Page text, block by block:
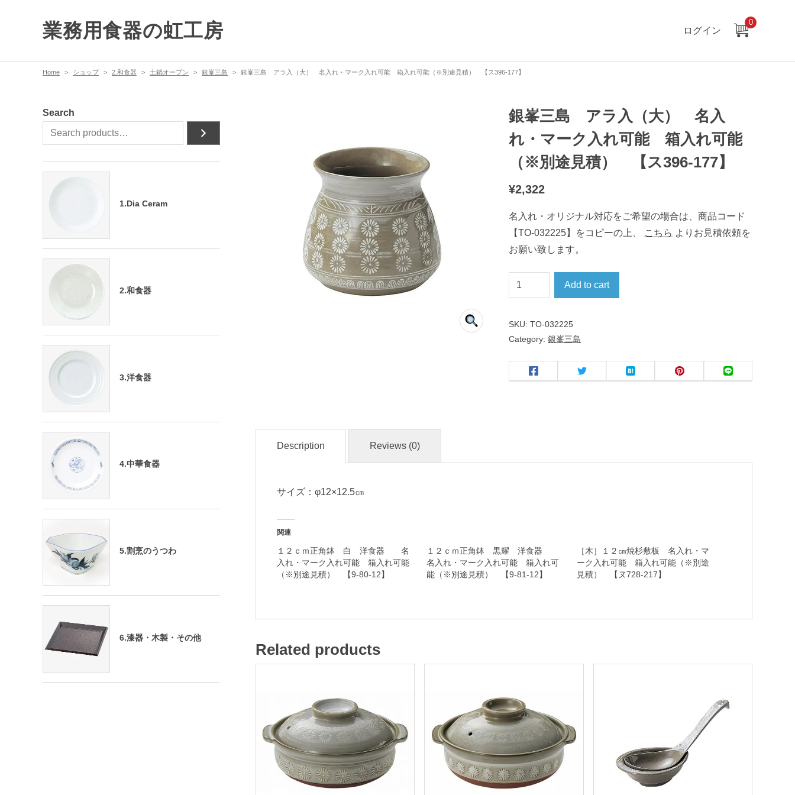
業務用食器の虹工房 ログイン
0
Home ショップ 2.和食器 土鍋オープン 銀峯三島 銀峯三島 アラ入（大） 名入れ・マーク入れ可能 箱入れ可能（※別途見積） 【ス396-177】
銀峯三島 アラ入（大） 名入
れ・マーク入れ可能 箱入れ可能
（※別途見積） 【ス396-177】
¥2,322
名入れ・オリジナル対応をご希望の場合は、商品コード
【TO-032225】をコピーの上、
こちら よりお見積依頼を
お願い致します。
銀
峯
島
ア
ラ
ー
ク
れ
可
能
（
※
Add to cart
SKU:TO-032225
Category:銀峯三島
Description Reviews (0)
サイズ：φ12×12.5㎝
関連
１２ｃｍ正角鉢 白 洋食器 名
入れ・マーク入れ可能 箱入れ可能
（※別途見積） 【9-80-12】
１２ｃｍ正角鉢 黒耀 洋食器
名入れ・マーク入れ可能 箱入れ可
能（※別途見積） 【9-81-12】
［木］１２㎝焼杉敷板 名入れ・マ
ーク入れ可能 箱入れ可能（※別途
見積） 【ヌ728-217】
Related products
Search
1.Dia Ceram
2.和食器
3.洋食器
4.中華食器
5.割烹のうつわ
6.漆器・木製・その他